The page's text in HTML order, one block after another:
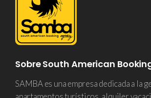
Sobre South American
SAMBA es una empresa dedicada a la